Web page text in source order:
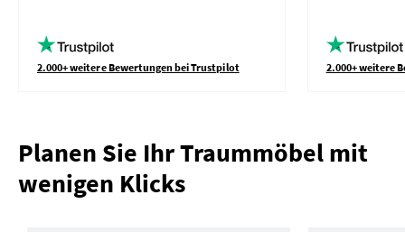
2.000+ weitere Bewertungen bei Trustpilot 2.000+ weitere
Planen Sie Ihr Traummöbel mit
wenigen Klicks